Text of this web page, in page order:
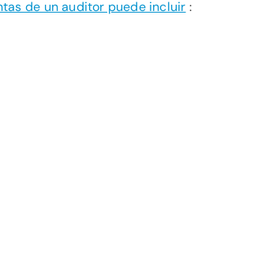
de un auditor puede incluir :